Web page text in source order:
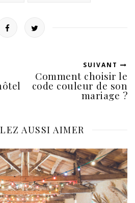
SUIVANT
Comment choisir le
code couleur de son
mariage ?
AUSSI AIMER